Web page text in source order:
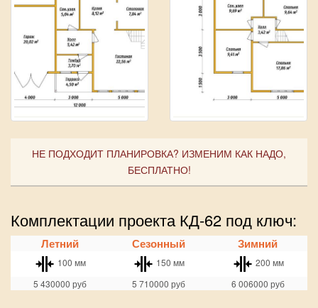
НЕ ПОДХОДИТ ПЛАНИРОВКА? ИЗМЕНИМ КАК НАДО,
БЕСПЛАТНО!
Комплектации проекта КД-62 под ключ:
Летний Сезонный Зимний
100 мм 150 мм
200 мм
5 430000 руб 5 710000 руб 6 006000 руб